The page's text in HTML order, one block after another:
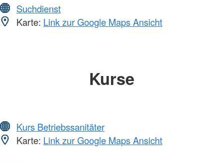
Suchdienst
Karte: Link zur Google Maps Ansicht
Kurse
Kurs Betriebssanitäter
Karte: Link zur Google Maps Ansicht